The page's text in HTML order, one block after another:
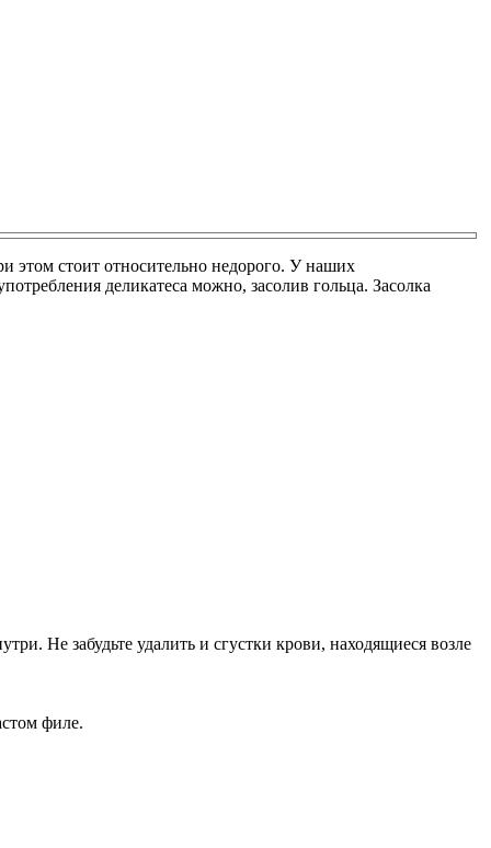
этом стоит относительно недорого. У наших
деликатеса можно, засолив гольца. Засолка
Не забудьте удалить и сгустки крови, находящиеся возле
филе.